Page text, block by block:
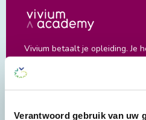
Verantwoord gebruik van uw
Vivium betaalt je opleiding. Je
Werken en leren op MBO en